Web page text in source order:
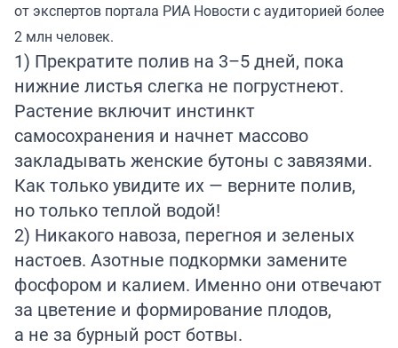
от экспертов портала РИА Новости с аудиторией более
2 млн человек.
1) Прекратите полив на 3–5 дней, пока
нижние листья слегка не погрустнеют.
Растение включит инстинкт
самосохранения и начнет массово
закладывать женские бутоны с завязями.
Как только увидите их — верните полив,
но только теплой водой!
2) Никакого навоза, перегноя и зеленых
настоев. Азотные подкормки замените
фосфором и калием. Именно они отвечают
за цветение и формирование плодов,
а не за бурный рост ботвы.